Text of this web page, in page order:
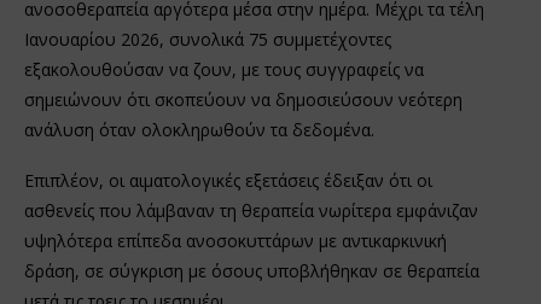
ανοσοθεραπεία αργότερα μέσα στην ημέρα. Μέχρι τα τέλη
Ιανουαρίου 2026, συνολικά 75 συμμετέχοντες
εξακολουθούσαν να ζουν, με τους συγγραφείς να
σημειώνουν ότι σκοπεύουν να δημοσιεύσουν νεότερη
ανάλυση όταν ολοκληρωθούν τα δεδομένα.
Επιπλέον, οι αιματολογικές εξετάσεις έδειξαν ότι οι
ασθενείς που λάμβαναν τη θεραπεία νωρίτερα εμφάνιζαν
υψηλότερα επίπεδα ανοσοκυττάρων με αντικαρκινική
δράση, σε σύγκριση με όσους υποβλήθηκαν σε θεραπεία